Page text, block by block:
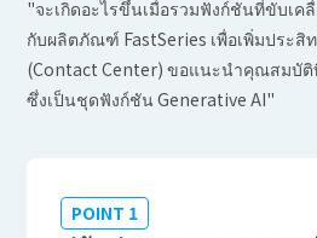
"จะเกิดอะไรขึ้นเมื่อรวมฟังก์ชันที่ขับเค
กับผลิตภัณฑ์ FastSeries เพื่อเพิ่มประ
(Contact Center) ขอแนะนำคุณสมบัติ
ซึ่งเป็นชุดฟังก์ชัน Generative AI"
POINT 1